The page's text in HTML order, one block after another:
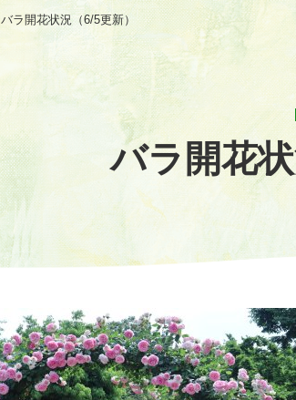
バラ開花状況（6/5更新）
バラ開花